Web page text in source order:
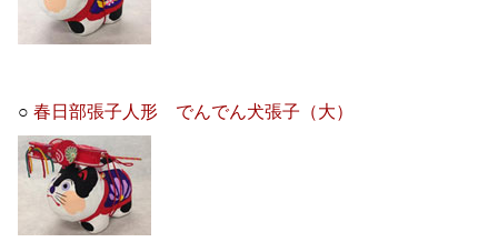
○春日部張子人形 でんでん犬張子（大）